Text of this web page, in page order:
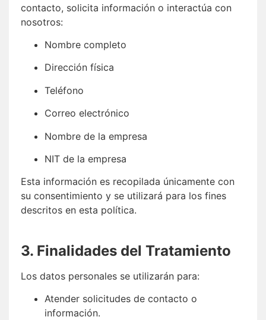
contacto, solicita información o interactúa con
nosotros:
Nombre completo
Dirección física
Teléfono
Correo electrónico
Nombre de la empresa
NIT de la empresa
Esta información es recopilada únicamente con
su consentimiento y se utilizará para los fines
descritos en esta política.
3. Finalidades del Tratamiento
Los datos personales se utilizarán para:
Atender solicitudes de contacto o
información.